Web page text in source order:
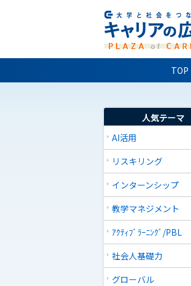
TOP
人気テーマ
AI活用
リスキリング
インターンシップ
教学マネジメント
ｱｸﾃｨﾌﾞﾗｰﾆﾝｸﾞ/PBL
社会人基礎力
グローバル